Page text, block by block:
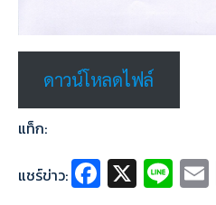
ดาวน์โหลดไฟล์
แท็ก:
แชร์ข่าว: Fa X Li